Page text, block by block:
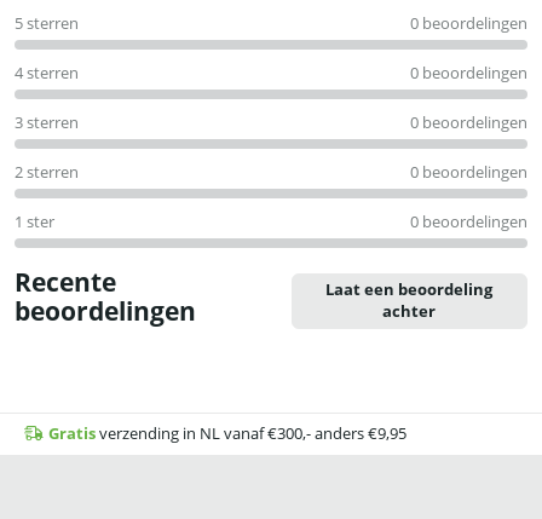
uit
5
5 sterren 0 beoordelingen
4 sterren 0 beoordelingen
3 sterren 0 beoordelingen
2 sterren 0 beoordelingen
1 ster 0 beoordelingen
Recente
beoordelingen
Laat een beoordeling
achter
Gratisverzending in NL vanaf €300,- anders €9,95